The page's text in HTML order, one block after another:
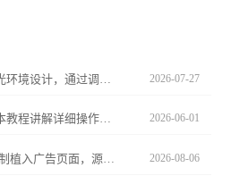
百度浏览器夜间模式专为暗光环境设计，通过调节亮度与色温有效降低蓝光刺激。跟随本文开启教程，助您打造温和舒适的夜读空间，全方位守护用眼健康。 2026-07-27
谷歌浏览器支持离线安装，本教程讲解详细操作步骤。用户可在无网络环境下完成浏览器安装，实现高效使用。 2026-06-01
Chrome浏览器新标签页被强制植入广告页面，源于底层配置被植入恶意脚本。本文拆解劫持诱因，并提供环境参数一键复原方案，帮您重获自主可控的标签页交互空间。 2026-08-06